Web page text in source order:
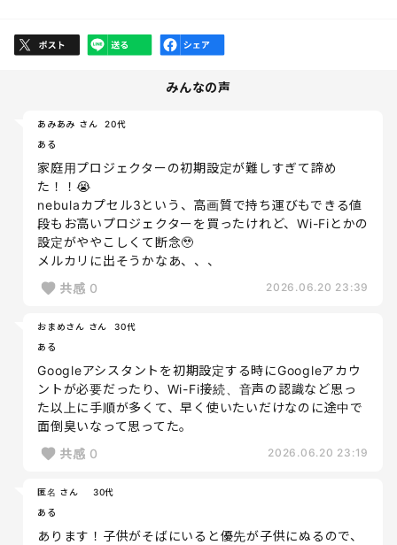
みんなの声
あみあみ さん
20代
ある
家庭用プロジェクターの初期設定が難しすぎて諦め
た！！😭
nebulaカプセル3という、高画質で持ち運びもできる値
段もお高いプロジェクターを買ったけれど、Wi-Fiとかの
設定がややこしくて断念🥹
メルカリに出そうかなあ、、、
共感 0 2026.06.20 23:39
おまめさん さん
30代
ある
Googleアシスタントを初期設定する時にGoogleアカウ
ントが必要だったり、Wi-Fi接続、音声の認識など思っ
た以上に手順が多くて、早く使いたいだけなのに途中で
面倒臭いなって思ってた。
共感 0 2026.06.20 23:19
匿名 さん
30代
ある
あります！子供がそばにいると優先が子供にぬるので、